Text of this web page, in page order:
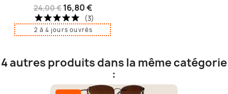
24,00 € 16,80 €
(3)
2 à 4 jours ouvrés
4 autres produits dans la même catégorie
: